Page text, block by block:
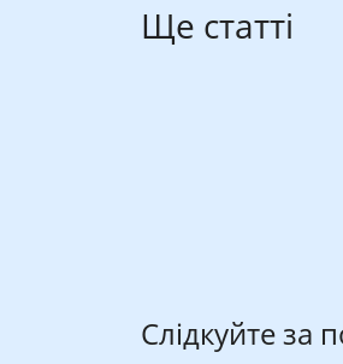
Ще статті
Слідкуйте за